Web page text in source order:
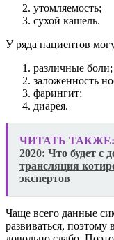
утомляемость;
сухой кашель.
У ряда пациентов
различные боли;
заложенность
фарингит;
диарея.
ЧИТАТЬ ТАКЖЕ:
2020: Что будет с
трансляция
экспертов
Чаще всего данные
развиваться, поэтому